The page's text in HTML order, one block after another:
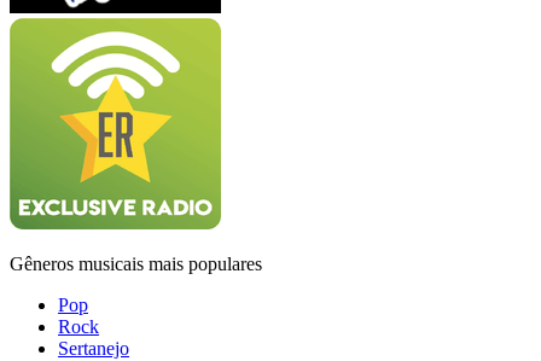
Gêneros musicais mais populares
Pop
Rock
Sertanejo